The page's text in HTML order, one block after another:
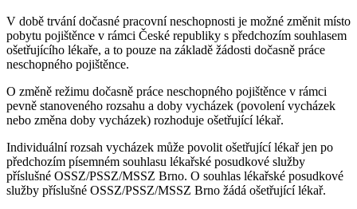
V době trvání dočasné pracovní neschopnosti je možné změnit místo
pobytu pojištěnce v rámci České republiky s předchozím souhlasem
ošetřujícího lékaře, a to pouze na základě žádosti dočasně práce
neschopného pojištěnce.
O změně režimu dočasně práce neschopného pojištěnce v rámci
pevně stanoveného rozsahu a doby vycházek (povolení vycházek
nebo změna doby vycházek) rozhoduje ošetřující lékař.
Individuální rozsah vycházek může povolit ošetřující lékař jen po
předchozím písemném souhlasu lékařské posudkové služby
příslušné OSSZ/PSSZ/MSSZ Brno. O souhlas lékařské posudkové
služby příslušné OSSZ/PSSZ/MSSZ Brno žádá ošetřující lékař.